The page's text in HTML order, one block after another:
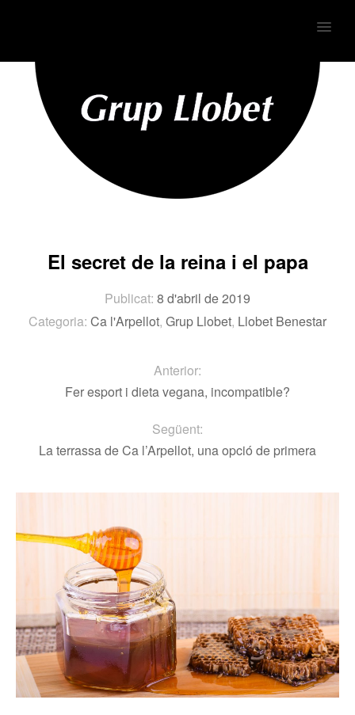
MENU
El secret de la reina i el papa
Publicat: 8 d'abril de 2019
Categoria: Ca l'Arpellot, Grup Llobet, Llobet Benestar
Anterior:
Fer esport i dieta vegana, incompatible?
Següent:
La terrassa de Ca l’Arpellot, una opció de primera